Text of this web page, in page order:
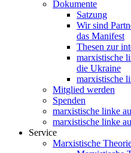
Dokumente
Satzung
Wir sind
das Manifest
Thesen zur
marxistische
die Ukraine
marxistische
Mitglied werden
Spenden
marxistische linke
marxistische linke
Service
Marxistische